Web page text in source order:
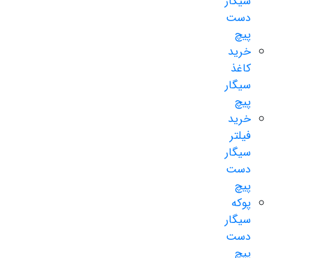
دست
پیچ
خرید
کاغذ
سیگار
پیچ
خرید
فیلتر
سیگار
دست
پیچ
پوکه
سیگار
دست
پیچ